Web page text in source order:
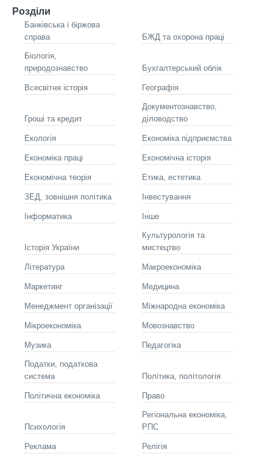
Розділи
Банківська і біржова
справа
БЖД та охорона праці
Біологія,
природознавство
Бухгалтерський облік
Всесвітня історія Географія
Гроші та кредит
Документознавство,
діловодство
Екологія Економіка підприємства
Економіка праці Економічна історія
Економічна теорія Етика, естетика
ЗЕД, зовнішня політика Інвестування
Інформатика Інше
Історія України
Культурологія та
мистецтво
Літературa Макроекономіка
Маркетинг Медицина
Менеджмент організації Міжнародна економіка
Мікроекономіка Мовознавство
Музика Педагогіка
Податки, податкова
система
Політика, політологія
Політична економіка Право
Психологія
Регіональна економіка,
РПС
Реклама Релігія